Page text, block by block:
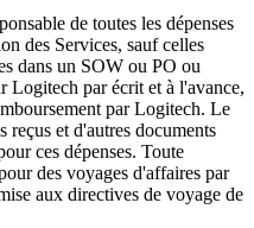
de toutes les dépenses
des Services, sauf celles
dans un SOW ou PO ou
Logitech par écrit et à l'avance,
par Logitech. Le
reçus et d'autres documents
ces dépenses. Toute
des voyages d'affaires par
aux directives de voyage de